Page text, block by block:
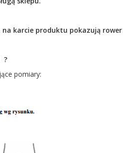
na karcie produktu pokazują
?
pomiary: